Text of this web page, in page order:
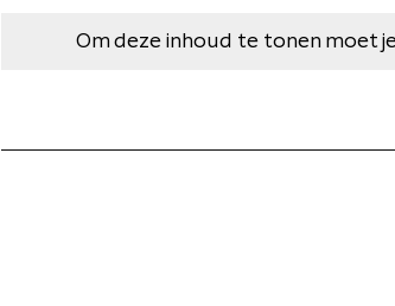
Om deze inhoud te tonen moet